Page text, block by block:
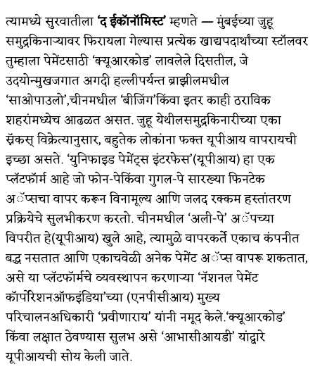
त्यामध्ये सुरवातीला‘द ईकॉनॉमिस्ट’म्हणते—मुंबईच्या जुहू
समुद्रकिनाऱ्यावर फिरायला गेल्यास प्रत्येक खाद्यपदार्थांच्या स्टॉलवर
तुम्हाला पेमेंटसाठी ‘क्यूआरकोड’ लावलेले दिसतील, जे
उदयोन्मुखजगात अगदी हल्लीपर्यन्त ब्राझीलमधील
‘साओपाउलो’,चीनमधील ‘बीजिंग’किंवा इतर काही ठराविक
शहरांमध्येच आढळत असत. जुहू येथीलसमुद्रकिनारीच्या एका
स्नॅकस् विक्रेत्यानुसार, बहुतेक लोकांना फक्त यूपीआय वापरायची
इच्छा असते. ‘युनिफाइड पेमेंट्स इंटरफेस’(यूपीआय) हा एक
प्लॅटफॉर्म आहे जो फोन-पेकिंवा गुगल-पे सारख्या फिनटेक
अॅप्सचा वापर करून विनामूल्य आणि जलद रक्कम हस्तांतरण
प्रक्रियेचे सुलभीकरण करतो. चीनमधील ‘अली-पे’ अॅपच्या
विपरीत हे(यूपीआय) खुले आहे, त्यामुळे वापरकर्ते एकाच कंपनीत
बद्ध नसतात आणि एकाचवेळी अनेक पेमेंट अॅप्स वापरू शकतात,
असे या प्लॅटफॉर्मचे व्यवस्थापन करणाऱ्या ‘नॅशनल पेमेंट
कॉर्पोरेशनऑफइंडिया’च्या (एनपीसीआय) मुख्य
परिचालनअधिकारी ‘प्रवीणाराय’ यांनी नमूद केले.‘क्यूआरकोड’
किंवा लक्षात ठेवण्यास सुलभ असे ‘आभासीआयडी’ यांद्वारे
यूपीआयची सोय केली जाते.